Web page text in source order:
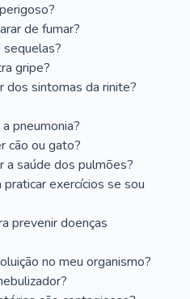
de fumar?
gripe?
dos sintomas da rinite?
pneumonia?
cão ou gato?
a saúde dos pulmões?
exercícios se sou
prevenir doenças
no meu organismo?